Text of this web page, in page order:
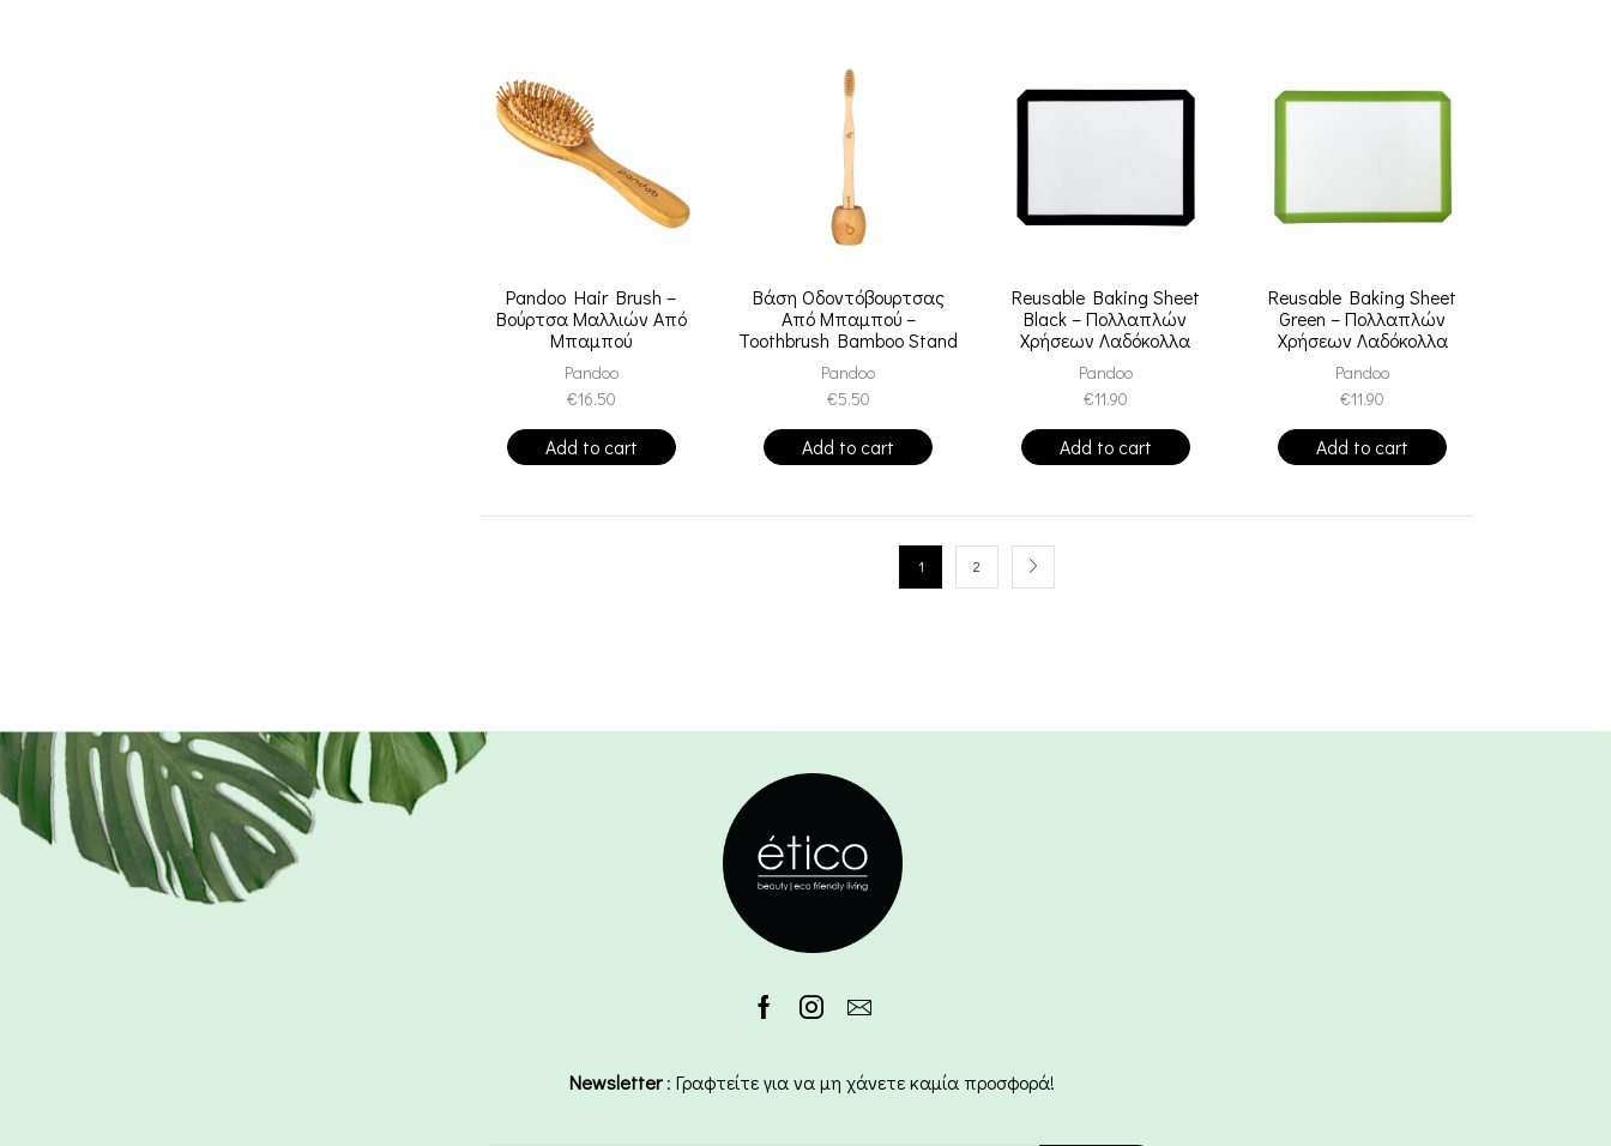
Pandoo Hair Brush –
Βούρτσα Μαλλιών Από
Μπαμπού
Pandoo
€16.50
Add to cart
Βάση Οδοντόβουρτσας
Από Μπαμπού –
Toothbrush Bamboo Stand
Pandoo
€5.50
Add to cart
Reusable Baking Sheet
Black – Πολλαπλών
Χρήσεων Λαδόκολλα
Σιλικόνης
Pandoo
€11.90
Add to cart
Reusable Baking Sheet
Green – Πολλαπλών
Χρήσεων Λαδόκολλα
Σιλικόνης 40×30
Pandoo
€11.90
Add to cart
1 2
Newsletter: Γραφτείτε για να μη χάνετε καμία προσφορά!